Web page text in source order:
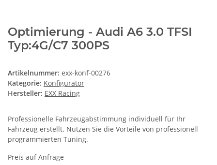
Optimierung - Audi A6 3.0 TFSI
Typ:4G/C7 300PS
Artikelnummer: exx-konf-00276
Kategorie: Konfigurator
Hersteller: EXX Racing
Professionelle Fahrzeugabstimmung individuell für Ihr
Fahrzeug erstellt. Nutzen Sie die Vorteile von professionell
programmierten Tuning.
Preis auf Anfrage